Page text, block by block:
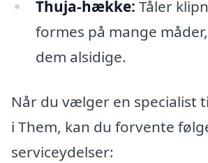
Thuja-hække: Tåler
formes på mange
dem alsidige.
Når du vælger en specialist
i Them, kan du forvente
serviceydelser: